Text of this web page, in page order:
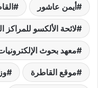
أيمن عاشور
لائحة الألكسو للمراكز
معهد بحوث
موقع القاطرة